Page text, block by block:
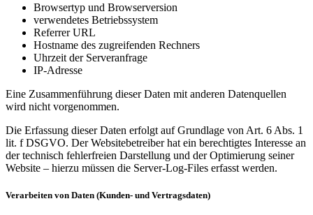
Browsertyp und Browserversion
verwendetes Betriebssystem
Referrer URL
Hostname des zugreifenden Rechners
Uhrzeit der Serveranfrage
IP-Adresse
Eine Zusammenführung dieser Daten mit anderen Datenquellen
wird nicht vorgenommen.
Die Erfassung dieser Daten erfolgt auf Grundlage von Art. 6 Abs. 1
lit. f DSGVO. Der Websitebetreiber hat ein berechtigtes Interesse an
der technisch fehlerfreien Darstellung und der Optimierung seiner
Website – hierzu müssen die Server-Log-Files erfasst werden.
Verarbeiten von Daten (Kunden- und Vertragsdaten)